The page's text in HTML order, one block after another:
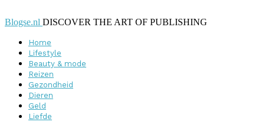
Blogse.nl DISCOVER THE ART OF PUBLISHING
Home
Lifestyle
Beauty & mode
Reizen
Gezondheid
Dieren
Geld
Liefde